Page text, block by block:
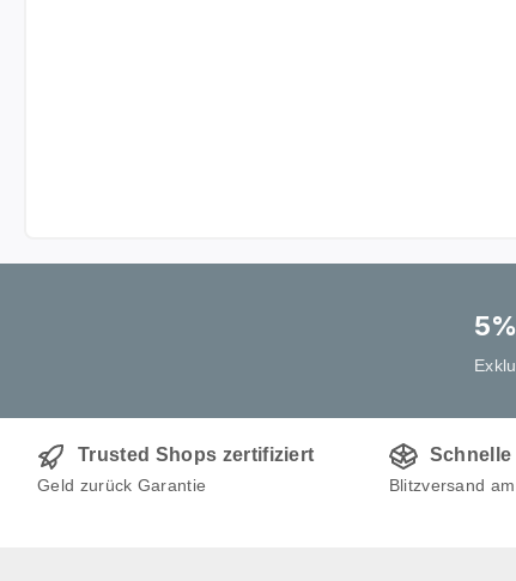
Trusted Shops zertifiziert
Geld zurück Garantie Blitzversand